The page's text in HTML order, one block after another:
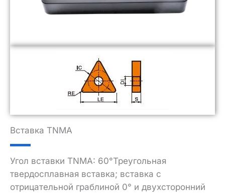
Вставка TNMA
Угол вставки TNMA: 60°Треугольная
твердосплавная вставка; вставка с
отрицательной граблиной 0° и двухсторонний